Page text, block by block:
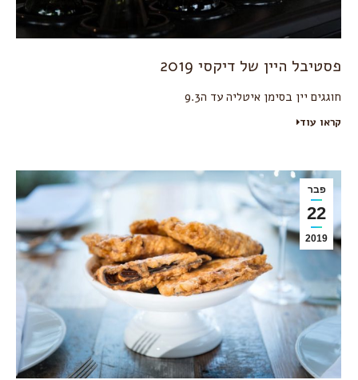
פסטיבל היין של דיקסי 2019
חוגגים יין בסימן איטליה עד ה9.3
קראו עוד
פבר
22
2019